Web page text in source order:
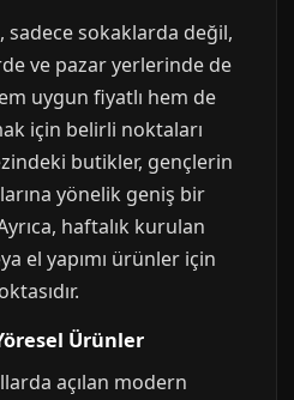
sadece sokaklarda değil,
ve pazar yerlerinde de
uygun fiyatlı hem de
için belirli noktaları
butikler, gençlerin
yönelik geniş bir
haftalık kurulan
el yapımı ürünler için
Ürünler
açılan modern